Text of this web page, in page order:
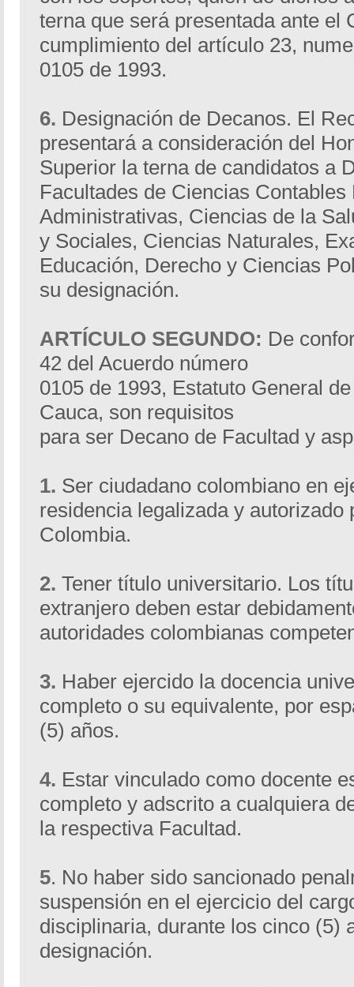
terna que será presentada ante el
cumplimiento del artículo 23,
0105 de 1993.
6. Designación de Decanos. El
presentará a consideración del
Superior la terna de candidatos a
Facultades de Ciencias
Administrativas, Ciencias de la
y Sociales, Ciencias Naturales,
Educación, Derecho y Ciencias
su designación.
ARTÍCULO SEGUNDO: De
42 del Acuerdo número
0105 de 1993, Estatuto General
Cauca, son requisitos
para ser Decano de Facultad y
1. Ser ciudadano colombiano en
residencia legalizada y autorizado
Colombia.
2. Tener título universitario. Los
extranjero deben estar
autoridades colombianas
3. Haber ejercido la docencia
completo o su equivalente, por
(5) años.
4. Estar vinculado como docente
completo y adscrito a cualquiera
la respectiva Facultad.
5. No haber sido sancionado
suspensión en el ejercicio del
disciplinaria, durante los cinco (5)
designación.